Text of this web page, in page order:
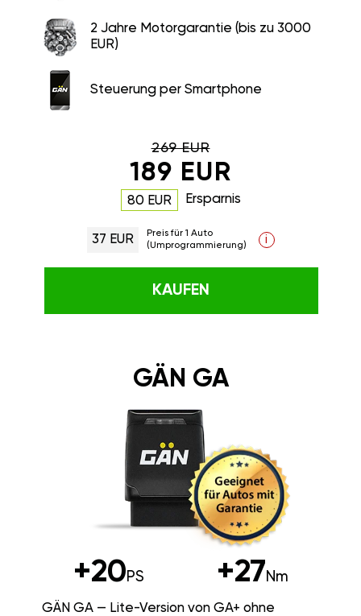
2 Jahre Motorgarantie (bis zu 3000
EUR)
Steuerung per Smartphone
269 EUR
189 EUR
80 EUR Ersparnis
37 EUR
Preis für 1 Auto
(Umprogrammierung)
i
KAUFEN
GÄN GA
+20PS +27Nm
GÄN GA — Lite-Version von GA+ ohne